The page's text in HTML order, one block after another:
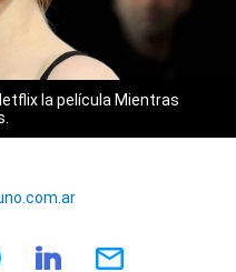
la película Mientras